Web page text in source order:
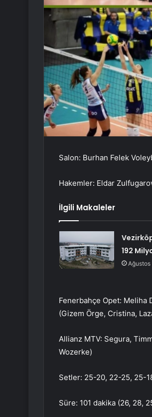
Salon: Burhan Felek
Hakemler: Eldar
İlgili Makaleler
192
Ağustos
Fenerbahçe Opet: Meliha
(Gizem Örge, Cristina,
Allianz MTV: Segura,
Wozerke)
Setler: 25-20, 22-25, 25-
Süre: 101 dakika (26, 28,